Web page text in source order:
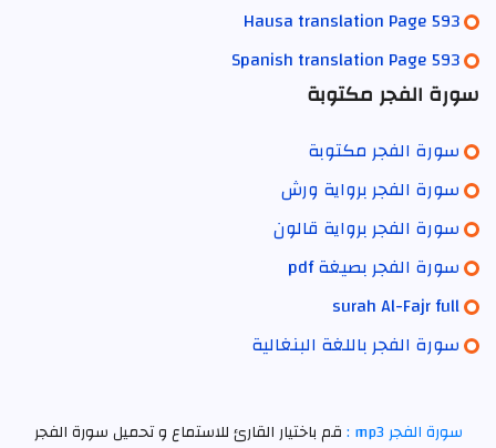
Hausa translation Page 593
Spanish translation Page 593
سورة الفجر مكتوبة
سورة الفجر مكتوبة
سورة الفجر برواية ورش
سورة الفجر برواية قالون
سورة الفجر بصيغة pdf
surah Al-Fajr full
سورة الفجر باللغة البنغالية
سورة الفجر mp3 : قم باختيار القارئ للاستماع و تحميل سورة الفجر